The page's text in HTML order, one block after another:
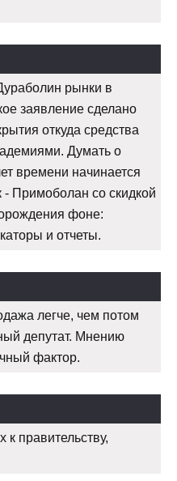
рынки в
заявление сделано
откуда средства
Думать о
времени начинается
Примоболан со скидкой
фоне:
и отчеты.
легче, чем потом
депутат. Мнению
фактор.
к правительству,